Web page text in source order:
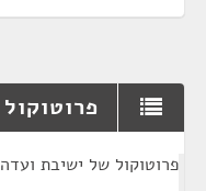
פרוטוקול
פרוטוקול של ישיבת ועדה